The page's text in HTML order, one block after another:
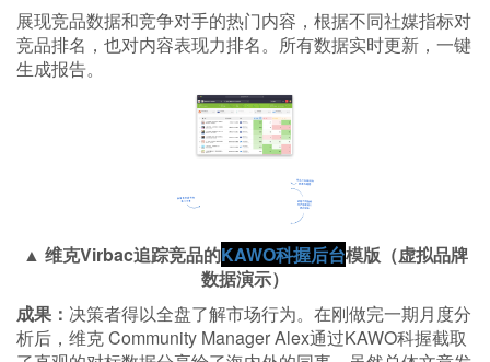
展现竞品数据和竞争对手的热门内容，根据不同社媒指标对
竞品排名，也对内容表现力排名。所有数据实时更新，一键
生成报告。
▲ 维克Virbac追踪竞品的KAWO科握后台模版（虚拟品牌
数据演示）
成果： 决策者得以全盘了解市场行为。在刚做完一期月度分
析后，维克 Community Manager Alex通过KAWO科握截取